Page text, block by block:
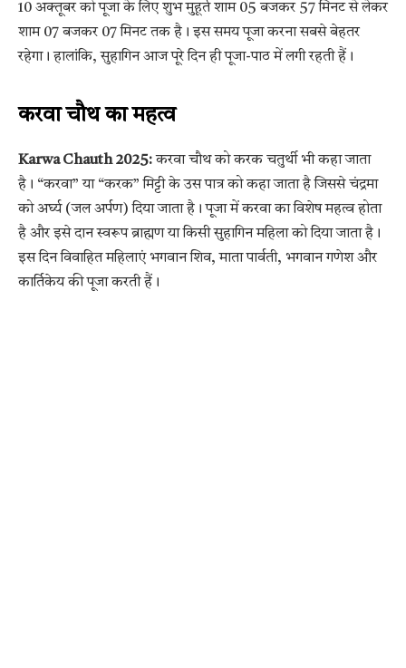
10 अक्तूबर को पूजा के लिए शुभ मुहूर्त शाम 05 बजकर 57 मिनट से लेकर
शाम 07 बजकर 07 मिनट तक है। इस समय पूजा करना सबसे बेहतर
रहेगा। हालांकि, सुहागिन आज पूरे दिन ही पूजा-पाठ में लगी रहती हैं।
करवा चौथ का महत्व
Karwa Chauth 2025:करवा चौथ को करक चतुर्थी भी कहा जाता
है। “करवा” या “करक” मिट्टी के उस पात्र को कहा जाता है जिससे चंद्रमा
को अर्घ्य (जल अर्पण) दिया जाता है। पूजा में करवा का विशेष महत्व होता
है और इसे दान स्वरूप ब्राह्मण या किसी सुहागिन महिला को दिया जाता है।
इस दिन विवाहित महिलाएं भगवान शिव, माता पार्वती, भगवान गणेश और
कार्तिकेय की पूजा करती हैं।